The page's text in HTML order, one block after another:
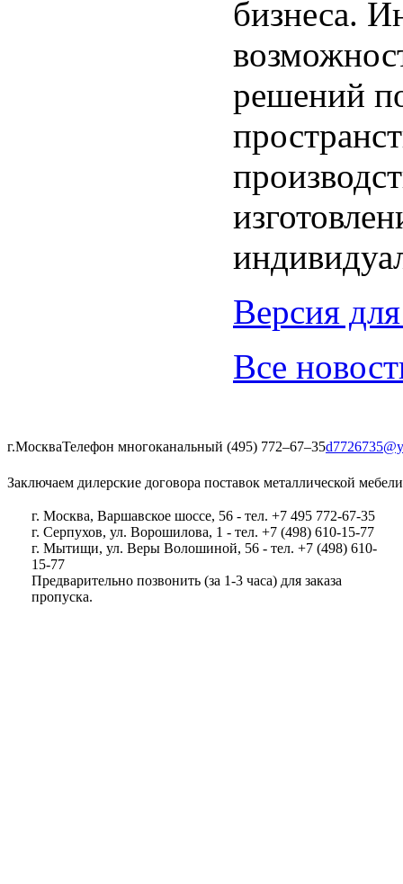
бизнеса.
решений
Версия
Все
г.МоскваТелефон многоканальный (495) 772‒67‒35
Заключаем дилерские договора поставок металлической мебели
г. Москва, Варшавское шоссе, 56 - тел. +7 495 772-67-35
г. Серпухов, ул. Ворошилова, 1 - тел. +7 (498) 610-15-77
г. Мытищи, ул. Веры Волошиной, 56 - тел. +7 (498) 610-
15-77
Предварительно позвонить (за 1-3 часа) для заказа
пропуска.